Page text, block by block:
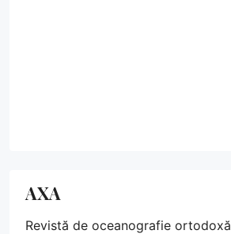
AXA
Revistă de oceanografie ortodoxă